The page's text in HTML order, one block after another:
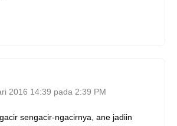
2016 14:39 pada 2:39 PM
sengacir-ngacirnya, ane jadiin